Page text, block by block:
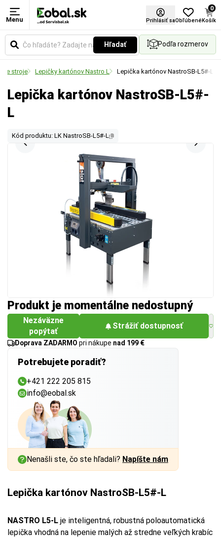
Menu Prihlásiť saObľúbené
0
Košík
Hľadať Podľa rozmerov
stroje Lepičky kartónov Nastro L Lepička kartónov NastroSB-L5#-L
Lepička kartónov NastroSB-L5#-
L
Kód produktu: LK NastroSB-L5#-L
Produkt je momentálne nedostupný
Nezáväzne
popýtať
Strážiť dostupnosť
Doprava ZADARMO pri nákupe nad 199 €
Potrebujete poradiť?
+421 222 205 815
info@eobal.sk
Nenašli ste, čo ste hľadali? Napíšte nám
Lepička kartónov NastroSB-L5#-L
NASTRO L5-L je inteligentná, robustná poloautomatická
lepička vhodná na lepenie malých až stredne veľkých krabíc